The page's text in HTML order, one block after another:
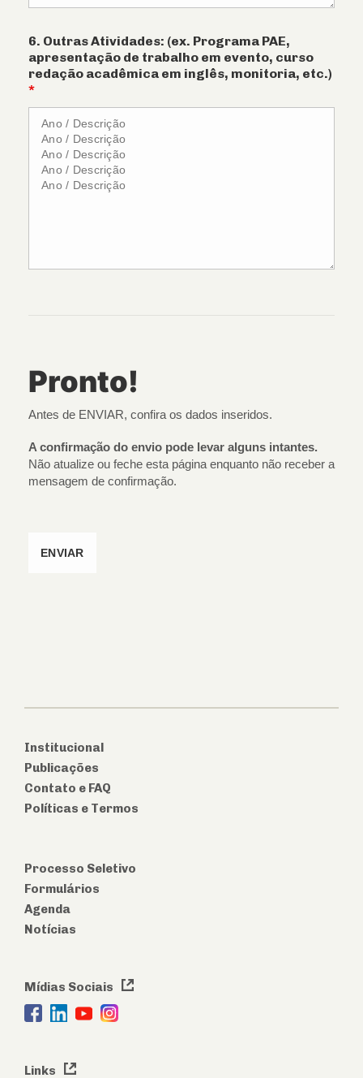
6. Outras Atividades: (ex. Programa PAE,
apresentação de trabalho em evento, curso
redação acadêmica em inglês, monitoria, etc.)
*
Pronto!
Antes de ENVIAR, confira os dados inseridos.
A confirmação do envio pode levar alguns intantes.
Não atualize ou feche esta página enquanto não receber a
mensagem de confirmação.
Institucional
Publicações
Contato e FAQ
Políticas e Termos
Processo Seletivo
Formulários
Agenda
Notícias
Mídias Sociais
Links